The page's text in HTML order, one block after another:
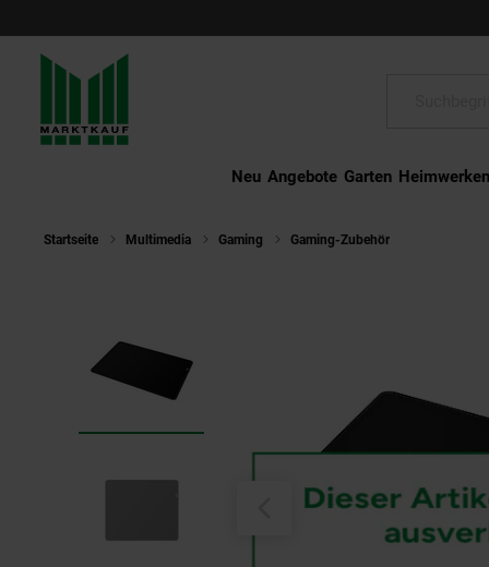
Neu Angebote Garten Heimwerken
Startseite Multimedia Gaming Gaming-Zubehör